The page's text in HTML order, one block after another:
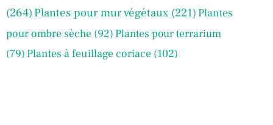
(264) Plantes pour mur végétaux (221) Plantes
pour ombre sèche (92) Plantes pour terrarium
(79) Plantes à feuillage coriace (102)